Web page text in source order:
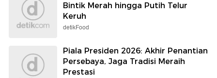
Bintik Merah hingga Putih Telur
Keruh
detikFood
Piala Presiden 2026: Akhir Penantian
Persebaya, Jaga Tradisi Meraih
Prestasi